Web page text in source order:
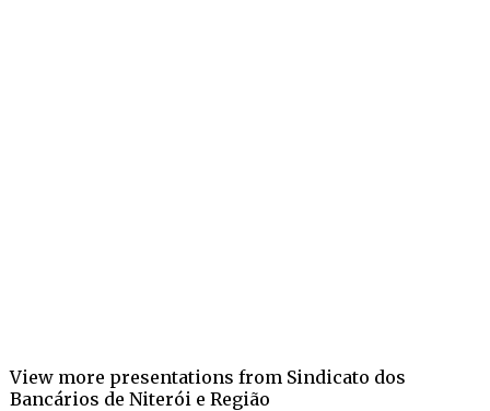
View more presentations from Sindicato dos
Bancários de Niterói e Região